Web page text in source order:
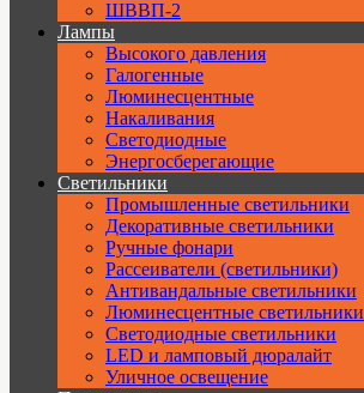
ШВВП-2
Лампы
Высокого давления
Галогенные
Люминесцентные
Накаливания
Светодиодные
Энергосберегающие
Светильники
Промышленные светильники
Декоративные светильники
Ручные фонари
Рассеиватели (светильники)
Антивандальные светильники
Люминесцентные светильники
Cветодиодные светильники
LED и ламповый дюралайт
Уличное освещение